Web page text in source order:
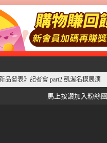
品發表》記者會 part2 凱渥名模展演
馬上按讚加入粉絲團